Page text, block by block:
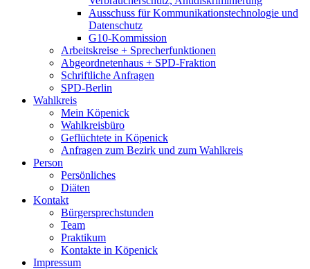
Ausschuss für Kommunikationstechnologie und
Datenschutz
G10-Kommission
Arbeitskreise + Sprecherfunktionen
Abgeordnetenhaus + SPD-Fraktion
Schriftliche Anfragen
SPD-Berlin
Wahlkreis
Mein Köpenick
Wahlkreisbüro
Geflüchtete in Köpenick
Anfragen zum Bezirk und zum Wahlkreis
Person
Persönliches
Diäten
Kontakt
Bürgersprechstunden
Team
Praktikum
Kontakte in Köpenick
Impressum